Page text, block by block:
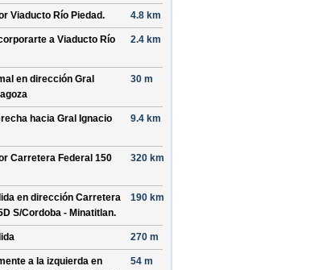
Viaducto Río Piedad. 4.8 km
a Viaducto Río
2.4 km
en dirección Gral
30 m
hacia Gral Ignacio
9.4 km
Carretera Federal 150
320 km
en dirección Carretera
S/Cordoba - Minatitlan.
190 km
270 m
a la izquierda en
54 m